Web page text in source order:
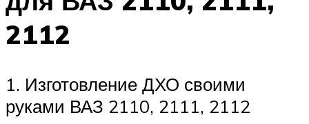
2112
1. Изготовление ДХО своими
руками ВАЗ 2110, 2111, 2112